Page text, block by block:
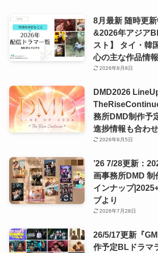
8月最新 随時更
&2026年アジア
スト】 タイ・韓
心の主な作品情
2026年8月8日
DMD2026
務所DMD制作予
進捗情報も合わ
2026年8月5日
’26 7/28更新：
画事務所DMD 制
インナップ
ブより
2026年7月28日
26/5/17更新『
作予定BLドラマ